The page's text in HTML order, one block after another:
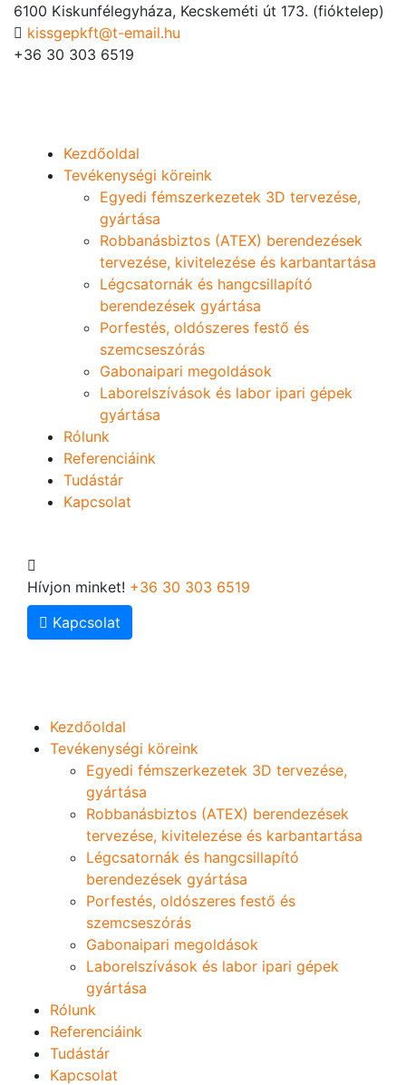
6100 Kiskunfélegyháza, Kecskeméti út 173. (fióktelep)
kissgepkft@t-email.hu
+36 30 303 6519
Kezdőoldal
Tevékenységi köreink
Egyedi fémszerkezetek 3D tervezése,
gyártása
Robbanásbiztos (ATEX) berendezések
tervezése, kivitelezése és karbantartása
Légcsatornák és hangcsillapító
berendezések gyártása
Porfestés, oldószeres festő és
szemcseszórás
Gabonaipari megoldások
Laborelszívások és labor ipari gépek
gyártása
Rólunk
Referenciáink
Tudástár
Kapcsolat
Hívjon minket! +36 30 303 6519
Kapcsolat
Kezdőoldal
Tevékenységi köreink
Egyedi fémszerkezetek 3D tervezése,
gyártása
Robbanásbiztos (ATEX) berendezések
tervezése, kivitelezése és karbantartása
Légcsatornák és hangcsillapító
berendezések gyártása
Porfestés, oldószeres festő és
szemcseszórás
Gabonaipari megoldások
Laborelszívások és labor ipari gépek
gyártása
Rólunk
Referenciáink
Tudástár
Kapcsolat